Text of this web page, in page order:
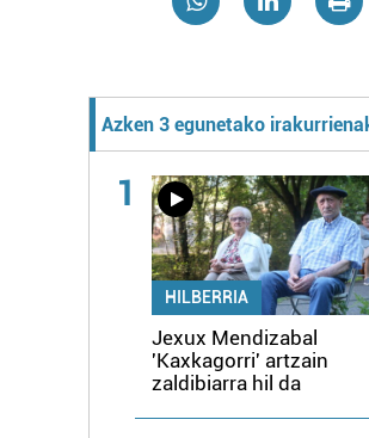
Azken 3 egunetako
1
HILBERRIA
Jexux Mendizabal
'Kaxkagorri' artzain
zaldibiarra hil da